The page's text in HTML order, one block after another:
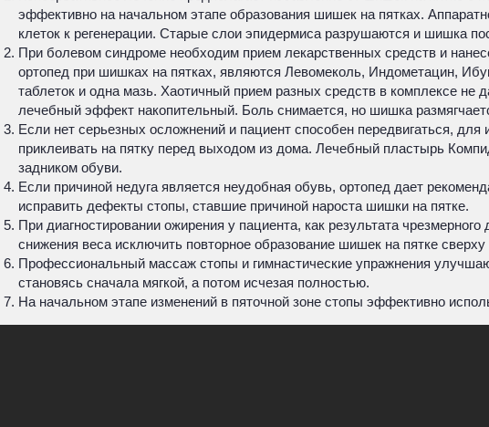
эффективно на начальном этапе образования шишек на пятках.
клеток к регенерации. Старые слои эпидермиса разрушаются и шишка
При болевом синдроме необходим прием лекарственных средств и
ортопед при шишках на пятках, являются Левомеколь, Индометацин,
таблеток и одна мазь. Хаотичный прием разных средств в комплексе не
лечебный эффект накопительный. Боль снимается, но шишка
Если нет серьезных осложнений и пациент способен передвигаться,
приклеивать на пятку перед выходом из дома. Лечебный пластырь
задником обуви.
Если причиной недуга является неудобная обувь, ортопед дает
исправить дефекты стопы, ставшие причиной нароста шишки на пятке.
При диагностировании ожирения у пациента, как результата
снижения веса исключить повторное образование шишек на пятке
Профессиональный массаж стопы и гимнастические упражнения
становясь сначала мягкой, а потом исчезая полностью.
На начальном этапе изменений в пяточной зоне стопы эффективно